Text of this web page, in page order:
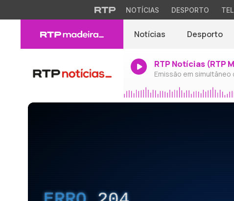
NOTÍCIAS DESPORTO
Notícias Desporto
RTP Notícias (RTP
Emissão em simultâneo